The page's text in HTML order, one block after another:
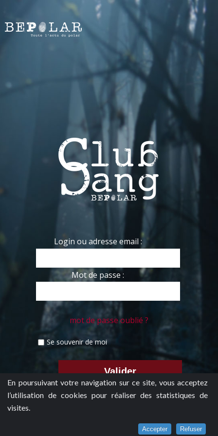
En poursuivant votre navigation sur ce site, vous acceptez
l’utilisation de cookies pour réaliser des statistiques de
visites.
Accepter Refuser
Login ou adresse email :
Mot de passe :
mot de passe oublié ?
Se souvenir de moi